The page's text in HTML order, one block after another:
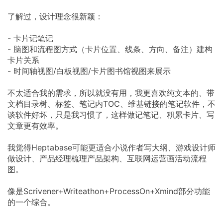
了解过，设计理念很新颖：
- 卡片记笔记
- 脑图和流程图方式（卡片位置、线条、方向、备注）建构
卡片关系
- 时间轴视图/白板视图/卡片图书馆视图来展示
不太适合我的需求，所以就没有用，我更喜欢纯文本的、带
文档目录树、标签、笔记内TOC、维基链接的笔记软件，不
谈软件好坏，只是我习惯了，这样做记笔记、积累卡片、写
文章更有效率。
我觉得Heptabase可能更适合小说作者写大纲、游戏设计师
做设计、产品经理梳理产品架构、互联网运营画活动流程
图。
像是Scrivener+Writeathon+ProcessOn+Xmind部分功能
的一个综合。